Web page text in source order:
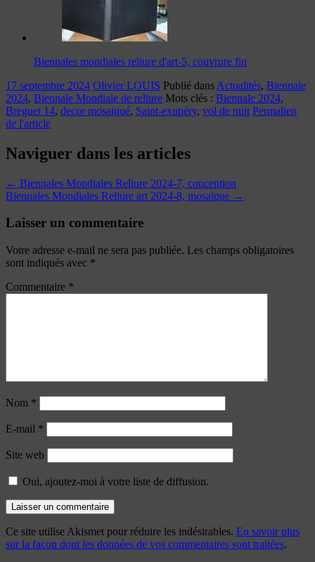
Biennales mondiales reliure d'art-5, couvrure fin
17 septembre 2024 Olivier LOUIS Publié dans Actualités, Biennale
2024, Biennale Mondiale de reliure Mots clés : Biennale 2024,
Breguet 14, decor mosaiqué, Saint-exupéry, vol de nuit Permalien
de l'article
Naviguer dans les articles
← Biennales Mondiales Reliure 2024-7, conception
Biennales Mondiales Reliure art 2024-8, mosaïque →
Laisser un commentaire
Votre adresse e-mail ne sera pas publiée. Les champs obligatoires
sont indiqués avec *
Commentaire *
Nom *
E-mail *
Site web
Oui, ajoutez-moi à votre liste de diffusion.
Ce site utilise Akismet pour réduire les indésirables. En savoir plus
sur la façon dont les données de vos commentaires sont traitées.